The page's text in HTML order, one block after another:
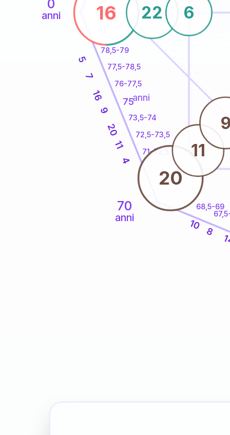
0
anni
70
anni
68,5-69
71-72,5
72,5-73,5
73,5-74
76-77,5
77,5-78,5
78,5-79
8
10
4
11
20
9
16
7
5
16
20
22 6
11
9
75anni